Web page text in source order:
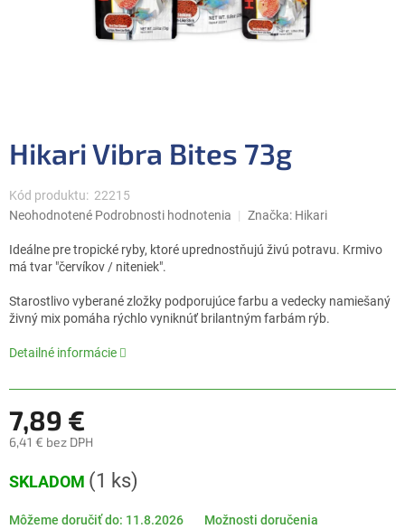
Hikari Vibra Bites 73g
Kód produktu: 22215
Priemerné
produktu
je
z
5
Neohodnotené Podrobnosti hodnotenia Značka: Hikari
Ideálne pre tropické ryby, ktoré uprednostňujú živú potravu. Krmivo
má tvar "červíkov / niteniek".
Starostlivo vyberané zložky podporujúce farbu a vedecky namiešaný
živný mix pomáha rýchlo vyniknúť brilantným farbám rýb.
Detailné informácie
7,89 €
6,41 € bez DPH
cena:
SKLADOM (1 ks)
Môžeme doručiť do: 11.8.2026 Možnosti doručenia